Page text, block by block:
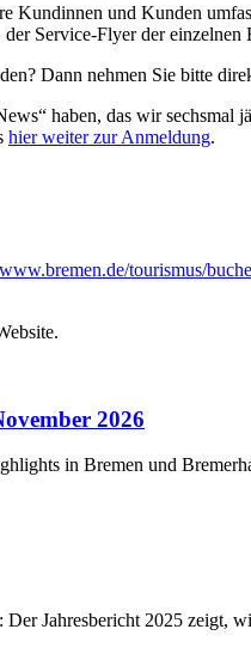
Kundinnen und Kunden
Service-Flyer der
Dann nehmen Sie bitte
haben, das wir sechsmal
hier weiter zur Anmeldung.
www.bremen.de/tourismus/
2026
in Bremen und
Jahresbericht 2025 zeigt,